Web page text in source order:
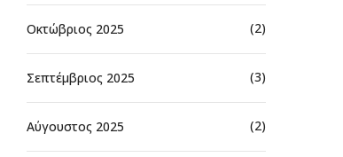
Οκτώβριος 2025 (2)
Σεπτέμβριος 2025 (3)
Αύγουστος 2025 (2)